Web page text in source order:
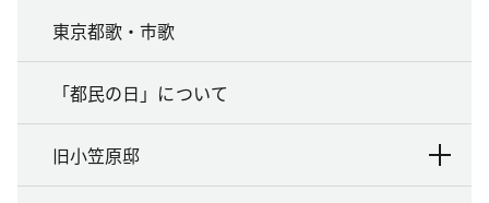
東京都歌・市歌
「都民の日」について
旧小笠原邸